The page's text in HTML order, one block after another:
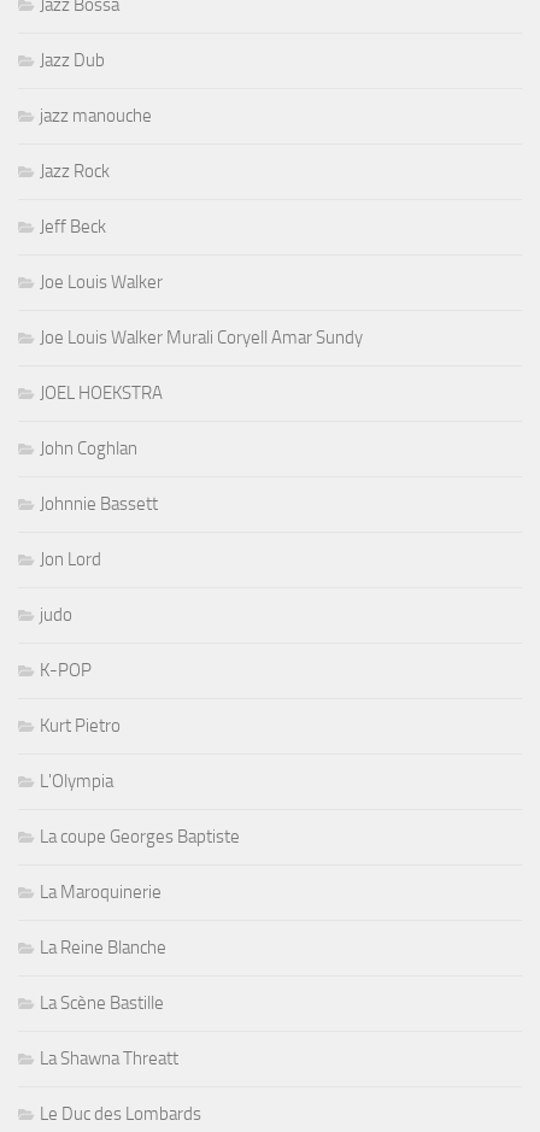
Jazz Bossa
Jazz Dub
jazz manouche
Jazz Rock
Jeff Beck
Joe Louis Walker
Joe Louis Walker Murali Coryell Amar Sundy
JOEL HOEKSTRA
John Coghlan
Johnnie Bassett
Jon Lord
judo
K-POP
Kurt Pietro
L'Olympia
La coupe Georges Baptiste
La Maroquinerie
La Reine Blanche
La Scène Bastille
La Shawna Threatt
Le Duc des Lombards